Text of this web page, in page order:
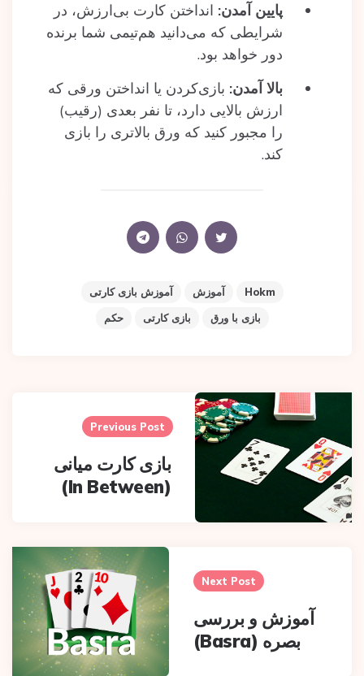
پایین آمدن: انداختن کارت بی‌ارزش، در
شرایطی که می‌دانید هم‌تیمی شما برنده
دور خواهد بود.
بالا آمدن: بازی‌کردن یا انداختن ورقی که
ارزش بالایی دارد، تا نفر بعدی (رقیب)
را مجبور کنید که ورق بالاتری را بازی
کند.
Hokm آموزش
آموزش بازی کارتی
بازی با ورق
بازی کارتی حکم
Post
navigation
Previous Post
بازی کارت میانی
(In Between)
Next Post
آموزش و بررسی
بصره (Basra)